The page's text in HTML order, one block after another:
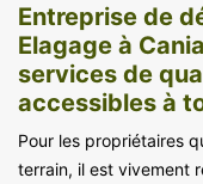
Entreprise de
Elagage à
services de
accessibles à
Pour les propriétaires
terrain, il est vivement